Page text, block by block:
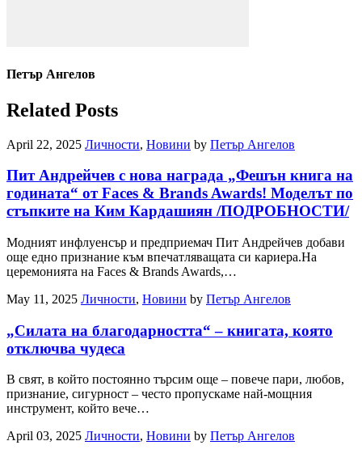
Петър Ангелов
Related Posts
April 22, 2025 Личности, Новини by Петър Ангелов
Пит Андрейчев с нова награда „Фешън книга на
годината“ от Faces & Brands Awards! Моделът по
стъпките на Ким Кардашиян /ПОДРОБНОСТИ/
Модният инфлуенсър и предприемач Пит Андрейчев добави
още едно признание към впечатляващата си кариера.На
церемонията на Faces & Brands Awards,…
May 11, 2025 Личности, Новини by Петър Ангелов
„Силата на благодарността“ – книгата, която
отключва чудеса
В свят, в който постоянно търсим още – повече пари, любов,
признание, сигурност – често пропускаме най-мощния
инструмент, който вече…
April 03, 2025 Личности, Новини by Петър Ангелов